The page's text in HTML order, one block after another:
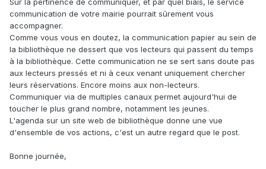
communication de votre mairie pourrait sûrement vous
accompagner.
Comme vous vous en doutez, la communication papier au sein de
la bibliothèque ne dessert que vos lecteurs qui passent du temps
à la bibliothèque. Cette communication ne se sert sans doute pas
aux lecteurs pressés et ni à ceux venant uniquement chercher
leurs réservations. Encore moins aux non-lecteurs.
Communiquer via de multiples canaux permet aujourd'hui de
toucher le plus grand nombre, notamment les jeunes.
L'agenda sur un site web de bibliothèque donne une vue
d'ensemble de vos actions, c'est un autre regard que le post.
Bonne journée,